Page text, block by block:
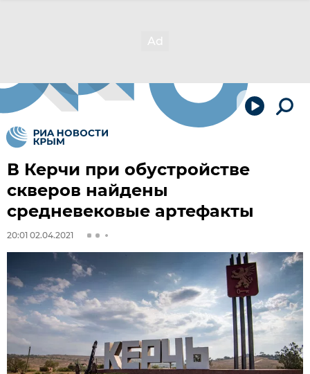
В Керчи при обустройстве
скверов найдены
средневековые артефакты
20:01 02.04.2021